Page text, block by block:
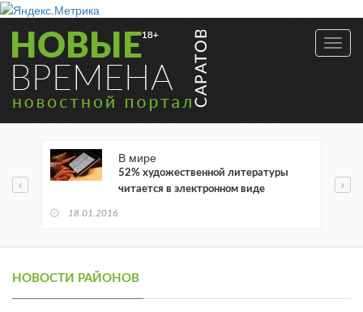
В мире
52% художественной литературы
читается в электронном виде
18.01.2016
НОВОСТИ РАЙОНОВ